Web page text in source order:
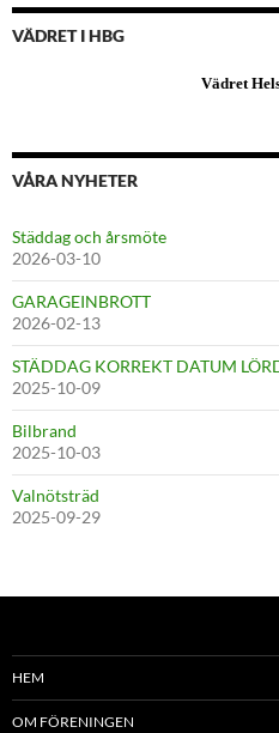
VÄDRET I HBG
Vädret
VÅRA NYHETER
Städdag och årsmöte
2026-03-10
GARAGEINBROTT
2026-02-13
STÄDDAG KORREKT DATUM
2025-10-09
Bilbrand
2025-10-03
Valnötsträd
2025-09-29
HEM
OM FÖRENINGEN